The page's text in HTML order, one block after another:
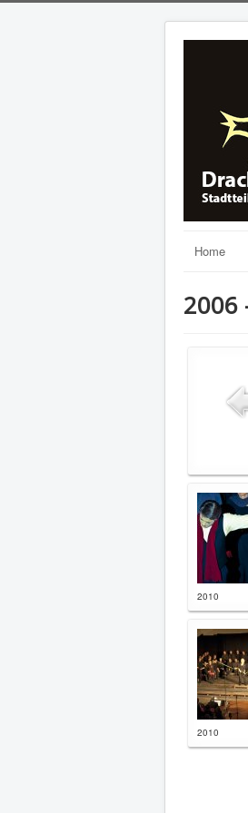
Home
2006
2010
2010